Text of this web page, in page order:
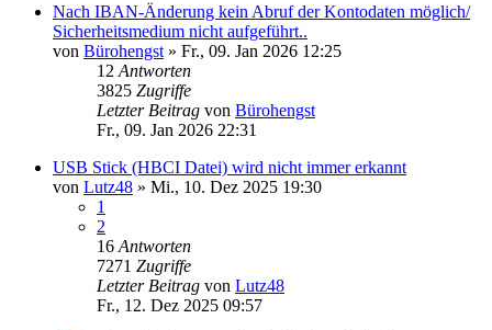
Nach IBAN-Änderung kein Abruf der Kontodaten möglich/
Sicherheitsmedium nicht aufgeführt..
von Bürohengst » Fr., 09. Jan 2026 12:25
12 Antworten
3825 Zugriffe
Letzter Beitrag von Bürohengst
Fr., 09. Jan 2026 22:31
USB Stick (HBCI Datei) wird nicht immer erkannt
von Lutz48 » Mi., 10. Dez 2025 19:30
1
2
16 Antworten
7271 Zugriffe
Letzter Beitrag von Lutz48
Fr., 12. Dez 2025 09:57